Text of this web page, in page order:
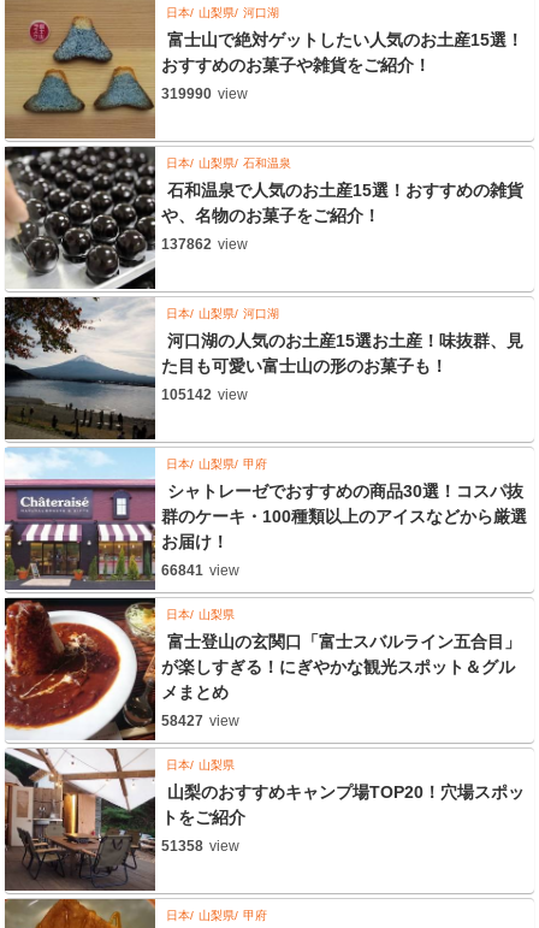
日本 山梨県 河口湖
富士山で絶対ゲットしたい人気のお土産15選！
おすすめのお菓子や雑貨をご紹介！
319990 view
日本 山梨県 石和温泉
石和温泉で人気のお土産15選！おすすめの雑貨
や、名物のお菓子をご紹介！
137862 view
日本 山梨県 河口湖
河口湖の人気のお土産15選お土産！味抜群、見
た目も可愛い富士山の形のお菓子も！
105142 view
日本 山梨県 甲府
シャトレーゼでおすすめの商品30選！コスパ抜
群のケーキ・100種類以上のアイスなどから厳選
お届け！
66841 view
日本 山梨県
富士登山の玄関口「富士スバルライン五合目」
が楽しすぎる！にぎやかな観光スポット＆グル
メまとめ
58427 view
日本 山梨県
山梨のおすすめキャンプ場TOP20！穴場スポッ
トをご紹介
51358 view
日本 山梨県 甲府